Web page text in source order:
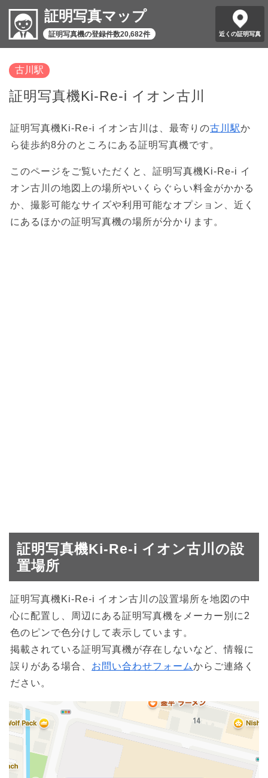
証明写真マップ
証明写真機の登録件数20,682件 近くの証明写真
古川駅
証明写真機Ki-Re-i イオン古川
証明写真機Ki-Re-i イオン古川は、最寄りの古川駅か
ら徒歩約8分のところにある証明写真機です。
このページをご覧いただくと、証明写真機Ki-Re-i イ
オン古川の地図上の場所やいくらぐらい料金がかかる
か、撮影可能なサイズや利用可能なオプション、近く
にあるほかの証明写真機の場所が分かります。
証明写真機Ki-Re-i イオン古川の設
置場所
証明写真機Ki-Re-i イオン古川の設置場所を地図の中
心に配置し、周辺にある証明写真機をメーカー別に2
色のピンで色分けして表示しています。
掲載されている証明写真機が存在しないなど、情報に
誤りがある場合、 お問い合わせフォームからご連絡く
ださい。